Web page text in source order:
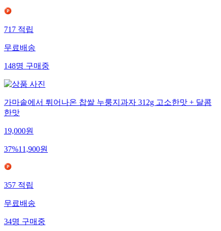
717적립
무료배송
148명구매중
가마솥에서 튀어나온 찹쌀 누룽지과자 312g 고소한맛 + 달콤
한맛
19,000원
37%11,900원
357적립
무료배송
34명구매중